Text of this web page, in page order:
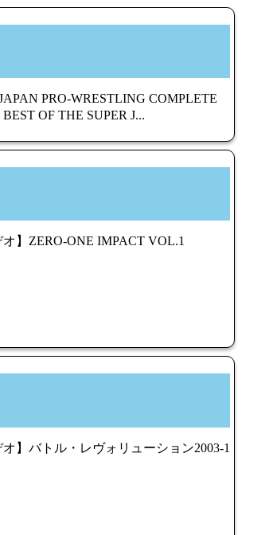
PRO-WRESTLING COMPLETE
OF THE SUPER J...
】ZERO-ONE IMPACT VOL.1
】バトル・レヴォリューション2003-1